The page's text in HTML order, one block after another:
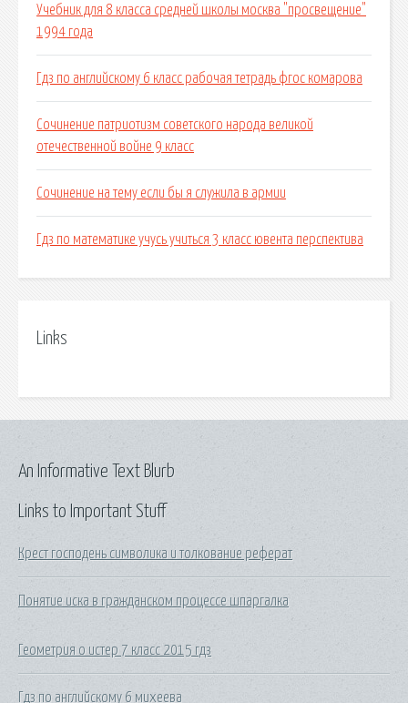
Учебник для 8 класса средней школы москва "просвещение"
1994 года
Гдз по английскому 6 класс рабочая тетрадь фгос комарова
Сочинение патриотизм советского народа великой
отечественной войне 9 класс
Сочинение на тему если бы я служила в армии
Гдз по математике учусь учиться 3 класс ювента перспектива
Links
Links to Important Stuff
Крест господень символика и толкование реферат
Понятие иска в гражданском процессе шпаргалка
Геометрия о истер 7 класс 2015 гдз
Гдз по английскому 6 михеева
An Informative Text Blurb